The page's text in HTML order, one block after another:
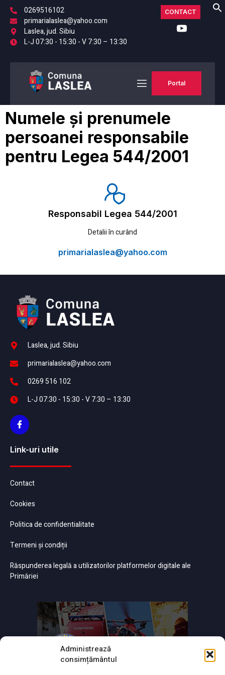
Administrează
consimțământul
0269516102
primarialaslea@yahoo.com
Laslea, jud. Sibiu
L-J 07:30 - 15:30 - V 7:30 – 13:30
CONTACT
Portal
Numele și prenumele
persoanei responsabile
pentru Legea 544/2001
Responsabil Legea 544/2001
Detalii în curând
primarialaslea@yahoo.com
Laslea, jud. Sibiu
primarialaslea@yahoo.com
0269 516 102
L-J 07:30 - 15:30 - V 7:30 – 13:30
Link-uri utile
Contact
Cookies
Politica de confidentialitate
Termeni și condiții
Răspunderea legală a utilizatorilor platformelor digitale ale
Primăriei